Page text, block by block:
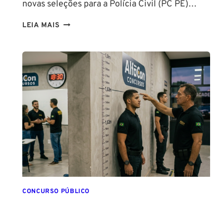
novas seleções para a Polícia Civil (PC PE)…
LEIA MAIS CONCURSOS
PMPE
2026:
ATÉ
FINAL
DESTE
ANO!
CONCURSO PÚBLICO